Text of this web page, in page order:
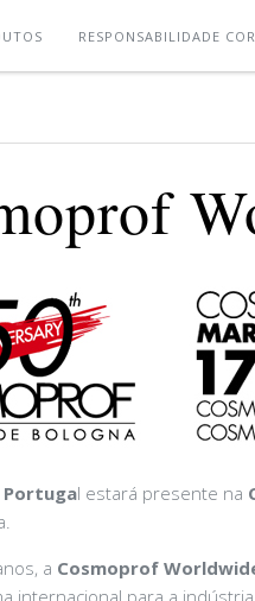
RESPONSABILIDADE
Portugal estará presente na
a Cosmoprof
internacional para a